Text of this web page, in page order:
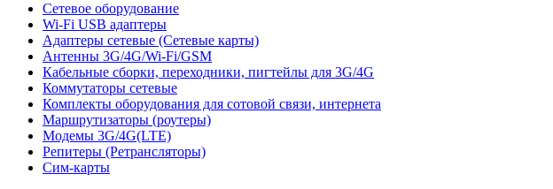
Сетевое оборудование
Wi-Fi USB адаптеры
Адаптеры сетевые (Сетевые карты)
Антенны 3G/4G/Wi-Fi/GSM
Кабельные сборки, переходники, пигтейлы для 3G/4G
Коммутаторы сетевые
Комплекты оборудования для сотовой связи, интернета
Маршрутизаторы (роутеры)
Модемы 3G/4G(LTE)
Репитеры (Ретрансляторы)
Сим-карты